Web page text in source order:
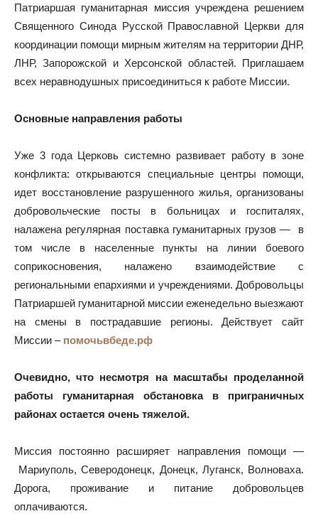
Патриаршая гуманитарная миссия учреждена решением
Священного Синода Русской Православной Церкви для
координации помощи мирным жителям на территории ДНР,
ЛНР, Запорожской и Херсонской областей. Приглашаем
всех неравнодушных присоединиться к работе Миссии.
Основные направления работы
Уже 3 года Церковь системно развивает работу в зоне
конфликта: открываются специальные центры помощи,
идет восстановление разрушенного жилья, организованы
добровольческие посты в больницах и госпиталях,
налажена регулярная поставка гуманитарных грузов — в
том числе в населенные пункты на линии боевого
соприкосновения, налажено взаимодействие с
региональными епархиями и учреждениями. Добровольцы
Патриаршей гуманитарной миссии еженедельно выезжают
на смены в пострадавшие регионы. Действует сайт
Миссии – помочьвбеде.рф
Очевидно, что несмотря на масштабы проделанной
работы гуманитарная обстановка в приграничных
районах остается очень тяжелой.
Миссия постоянно расширяет направления помощи —
Мариуполь, Северодонецк, Донецк, Луганск, Волноваха.
Дорога, проживание и питание добровольцев
оплачиваются.